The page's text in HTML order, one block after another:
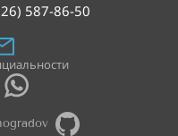
587-86-50